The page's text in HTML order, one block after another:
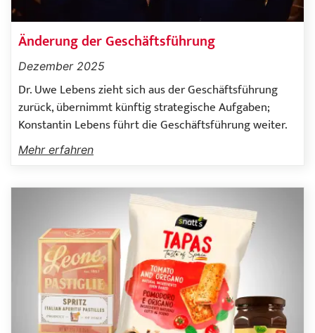
Änderung der Geschäftsführung
Dezember 2025
Dr. Uwe Lebens zieht sich aus der Geschäftsführung
zurück, übernimmt künftig strategische Aufgaben;
Konstantin Lebens führt die Geschäftsführung weiter.
Mehr erfahren